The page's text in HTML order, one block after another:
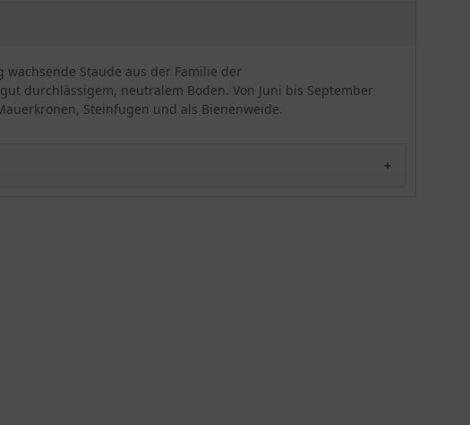
der Einzelstellung oder in kleinen Tuffs von 1-3
(oder bis 5) oder in kleinen Tuffs von 3-5 (oder bis
10) und mit 11 - 15 Pflanzen auf den
Quadratmeter im Abstand von 20 - 30 cm, die
Staude aus der Familie der
durchlässigem, neutralem Boden. Von Juni bis September
Steinfugen und als Bienenweide.